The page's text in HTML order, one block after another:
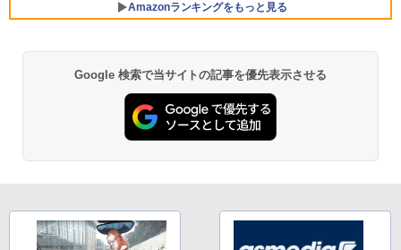
MS Office 2024 H&B 搭載｜中古ノート
パソコン Windows11 Office付｜Core i5
第8世代 以降 SSD 512GB メモリ 8GB｜
DELL Latitude 3500｜中古パソコン 中
古 ノートパソコン 無線 15.6インチ HD
テンキー WEBカメラ Bluetooth HDMI
タイプC｜Word Excel PowerPoint
ソフトオフィス2024付き microsoft offi
ce付き 中古パソコン 中古 デスクトップ
パソコン 最新オフィス 第10世代 国内メ
ーカー 安心サポート 高品質 Windows11
Pro NEC Mate MKH29B-9 Core i7 16G
B 中古 パソコン デスクトップパソコン
￥84,000
5
液晶ディスプレイ 23インチ ディスプレ
モニター ゲーミングモニター PCモニタ
ー 23.8 1920×1080 HDMI D-Sub ブラッ
ク スピーカー：なし 24E2N2100/11
￥11,480
Amazonランキングをもっと見る
BRUCE WAYNE feat. Flo Milli, ATL Jacob
[Explicit]
￥250
[Explicit]
￥250
by Amazon 天然水 ラベルレス 500ml ×24本
富士山の天然水 バナジウム含有 水 ミネラル
ウォーター ペットボトル 静岡県産 500ミリリ
ットル (Smart Basic)
￥1,380
【Amazon.co.jp限定】 い・ろ・は・す 2L P
ET ラベルレス ×8本
薬屋のひとりごと 17巻 (デジタル版ビッグガ
ンガンコミックス)
￥770
エース)
￥832
Google 検索で当サイトの記事を優先表示させる